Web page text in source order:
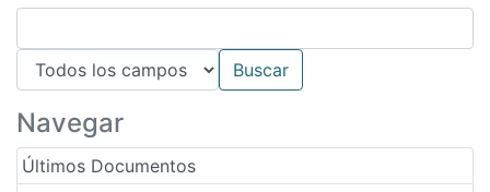
Navegar
Últimos Documentos